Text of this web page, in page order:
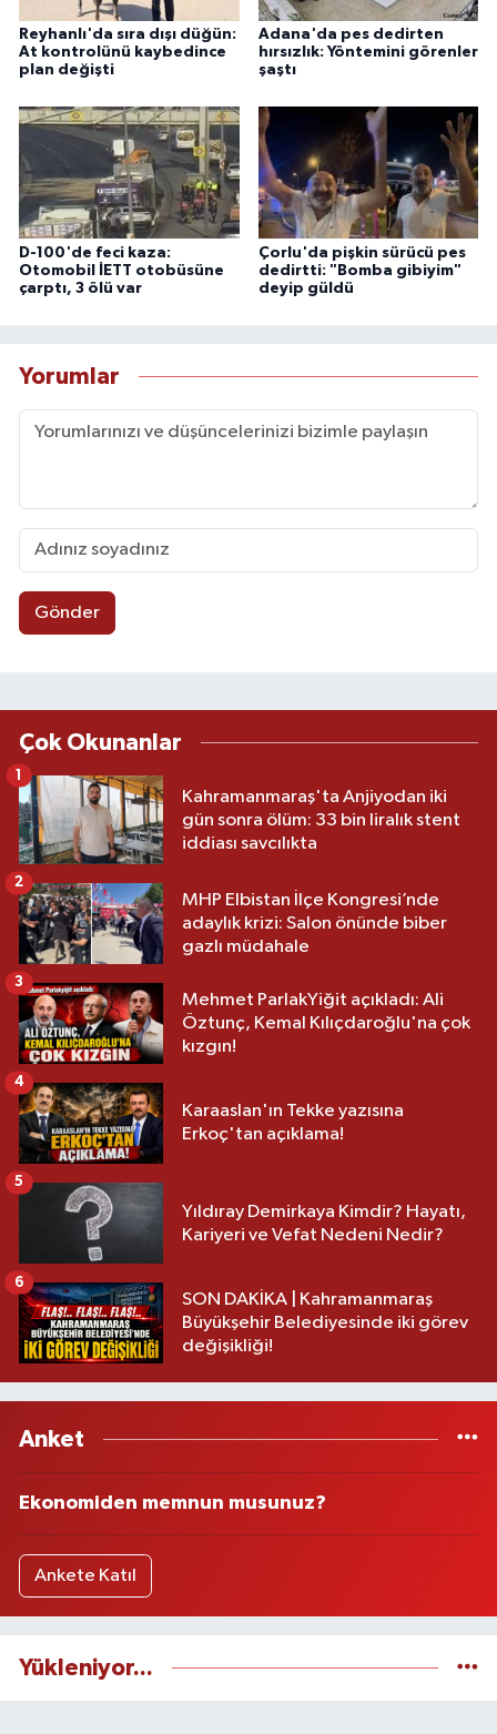
Reyhanlı'da sıra dışı düğün:
At kontrolünü kaybedince
plan değişti
Adana'da pes dedirten
hırsızlık: Yöntemini görenler
şaştı
D-100'de feci kaza:
Otomobil İETT otobüsüne
çarptı, 3 ölü var
Çorlu'da pişkin sürücü pes
dedirtti: "Bomba gibiyim"
deyip güldü
Yorumlar
Gönder
Çok Okunanlar
Kahramanmaraş'ta Anjiyodan iki
gün sonra ölüm: 33 bin liralık stent
iddiası savcılıkta
1
MHP Elbistan İlçe Kongresi’nde
adaylık krizi: Salon önünde biber
gazlı müdahale
2
Mehmet ParlakYiğit açıkladı: Ali
Öztunç, Kemal Kılıçdaroğlu'na çok
kızgın!
3
Karaaslan'ın Tekke yazısına
Erkoç'tan açıklama!
4
Yıldıray Demirkaya Kimdir? Hayatı,
Kariyeri ve Vefat Nedeni Nedir?
5
SON DAKİKA | Kahramanmaraş
Büyükşehir Belediyesinde iki görev
değişikliği!
6
Anket
Ekonomiden memnun musunuz?
Ankete Katıl
Yükleniyor...